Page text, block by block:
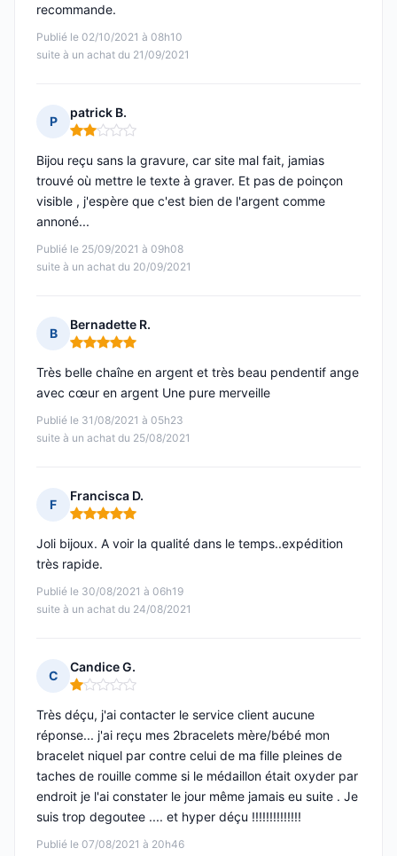
Publié le 02/10/2021 à 08h10
suite à un achat du 21/09/2021
recommande.
P
patrick B.
Note : 2 sur 5
Publié le 25/09/2021 à 09h08
suite à un achat du 20/09/2021
Bijou reçu sans la gravure, car site mal fait, jamias
trouvé où mettre le texte à graver. Et pas de poinçon
visible , j'espère que c'est bien de l'argent comme
annoné...
B
Bernadette R.
Note : 5 sur 5
Publié le 31/08/2021 à 05h23
suite à un achat du 25/08/2021
Très belle chaîne en argent et très beau pendentif ange
avec cœur en argent Une pure merveille
F
Francisca D.
Note : 5 sur 5
Publié le 30/08/2021 à 06h19
suite à un achat du 24/08/2021
Joli bijoux. A voir la qualité dans le temps..expédition
très rapide.
C
Candice G.
Note : 1 sur 5
Publié le 07/08/2021 à 20h46
Très déçu, j'ai contacter le service client aucune
réponse... j'ai reçu mes 2bracelets mère/bébé mon
bracelet niquel par contre celui de ma fille pleines de
taches de rouille comme si le médaillon était oxyder par
endroit je l'ai constater le jour même jamais eu suite . Je
suis trop degoutee .... et hyper déçu !!!!!!!!!!!!!!